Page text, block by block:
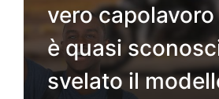
vero
è quasi
svelato il